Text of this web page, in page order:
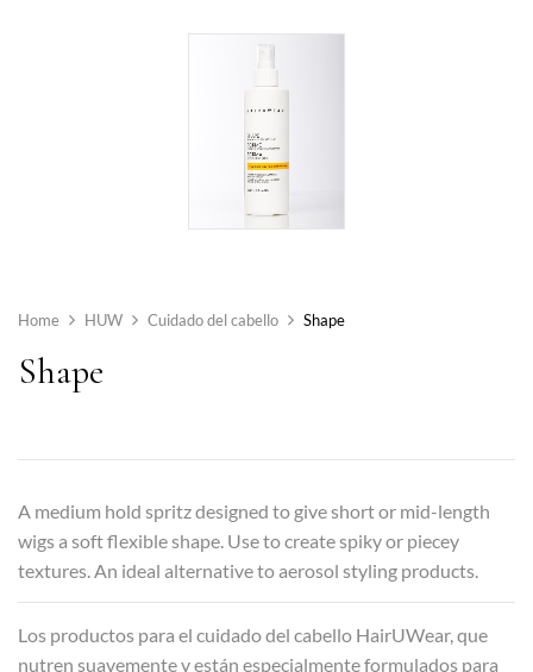
Home HUW Cuidado del cabello Shape
Shape
A medium hold spritz designed to give short or mid-length
wigs a soft flexible shape. Use to create spiky or piecey
textures. An ideal alternative to aerosol styling products.
Los productos para el cuidado del cabello HairUWear, que
nutren suavemente y están especialmente formulados para